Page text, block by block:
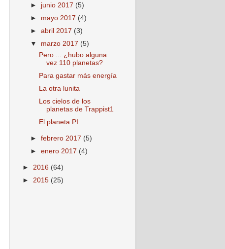
► junio 2017 (5)
► mayo 2017 (4)
►abril 2017 (3)
▼ marzo 2017 (5)
Pero ... ¿hubo alguna
vez 110 planetas?
Para gastar más energía
La otra lunita
Los cielos de los
planetas de Trappist1
El planeta PI
►febrero 2017 (5)
►enero 2017 (4)
► 2016 (64)
► 2015 (25)